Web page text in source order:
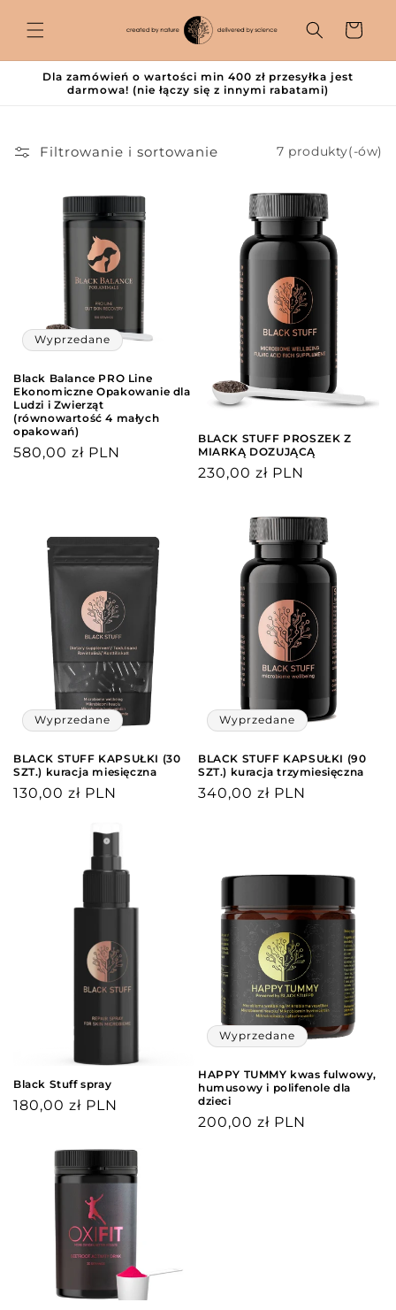
do
treści
Koszyk
Dla zamówień o wartości min 400 zł przesyłka jest
darmowa! (nie łączy się z innymi rabatami)
Filtrowanie i sortowanie 7 produkty(-ów)
Wyprzedane
Black Balance PRO Line
Ekonomiczne Opakowanie dla
Ludzi i Zwierząt
(równowartość 4 małych
opakowań)
Cena
580,00 zł PLN
BLACK STUFF PROSZEK Z
MIARKĄ DOZUJĄCĄ
Cena
230,00 zł PLN
Wyprzedane
BLACK STUFF KAPSUŁKI (30
SZT.) kuracja miesięczna
Cena
130,00 zł PLN
Wyprzedane
BLACK STUFF KAPSUŁKI (90
SZT.) kuracja trzymiesięczna
Cena
340,00 zł PLN
Black Stuff spray
Cena
180,00 zł PLN
Wyprzedane
HAPPY TUMMY kwas fulwowy,
humusowy i polifenole dla
dzieci
Cena
200,00 zł PLN